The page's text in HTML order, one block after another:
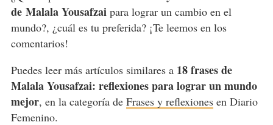
de Malala Yousafzai para lograr un cambio en el
mundo?, ¿cuál es tu preferida? ¡Te leemos en los
comentarios!
Puedes leer más artículos similares a 18 frases de
Malala Yousafzai: reflexiones para lograr un mundo
mejor, en la categoría de Frases y reflexionesen Diario
Femenino.